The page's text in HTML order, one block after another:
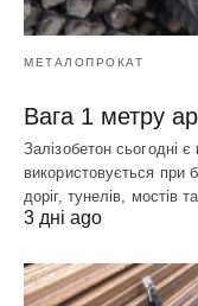
МЕТАЛОПРОКАТ
Вага 1 метру
Залізобетон сьогодні
використовується при
доріг, тунелів, мостів
3 дні ago